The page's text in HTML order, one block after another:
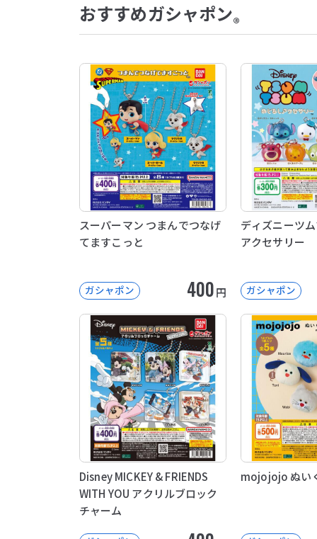
おすすめガシャポン®
スーパーマン つまんでつなげ
てますこっと
ガシャポン 400円
ディズニーツ
アクセサリー
ガシャポン
Disney MICKEY & FRIENDS
WITH YOU アクリルブロック
チャーム
mojojojo ぬい